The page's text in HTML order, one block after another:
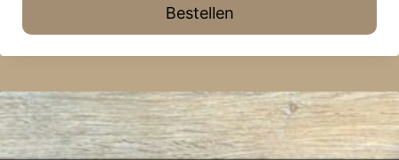
Bestellen